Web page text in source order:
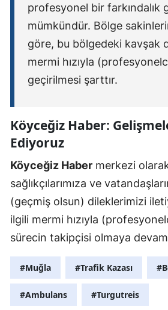
profesyonel bir farkındalık
mümkündür. Bölge
göre, bu bölgedeki kavşak
mermi hızıyla
geçirilmesi şarttır.
Köyceğiz Haber:
Ediyoruz
Köyceğiz Haber merkezi
sağlıkçılarımıza ve
(geçmiş olsun) dileklerimizi
ilgili mermi hızıyla
sürecin takipçisi olmaya
#Muğla #Trafik Kazası
#Ambulans #Turgutreis